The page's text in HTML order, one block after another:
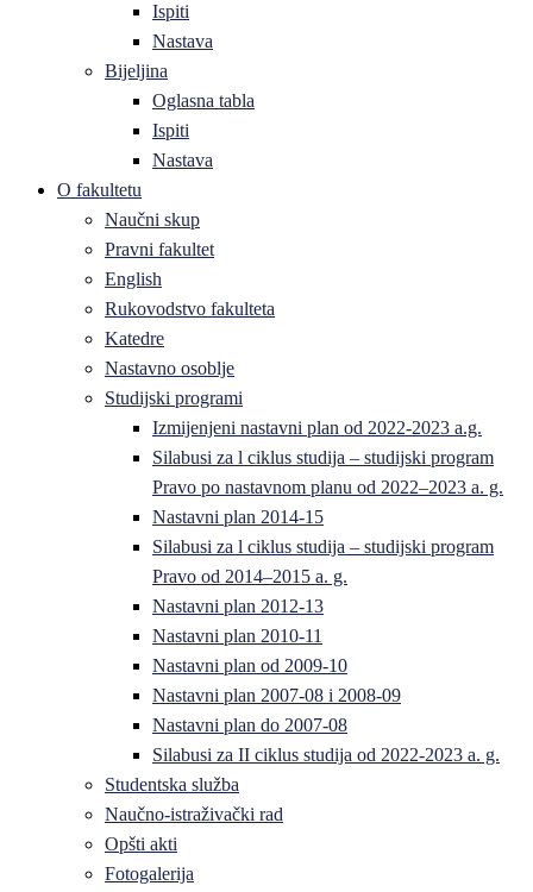
Ispiti
Nastava
Bijeljina
Oglasna tabla
Ispiti
Nastava
O fakultetu
Naučni skup
Pravni fakultet
English
Rukovodstvo fakulteta
Katedre
Nastavno osoblje
Studijski programi
Izmijenjeni nastavni plan od 2022-2023 a.g.
Silabusi za l ciklus studija – studijski program
Pravo po nastavnom planu od 2022–2023 a. g.
Nastavni plan 2014-15
Silabusi za l ciklus studija – studijski program
Pravo od 2014–2015 a. g.
Nastavni plan 2012-13
Nastavni plan 2010-11
Nastavni plan od 2009-10
Nastavni plan 2007-08 i 2008-09
Nastavni plan do 2007-08
Silabusi za II ciklus studija od 2022-2023 a. g.
Studentska služba
Naučno-istraživački rad
Opšti akti
Fotogalerija